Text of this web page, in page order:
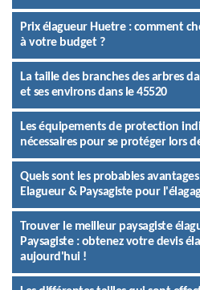
Prix élagueur Huetre : comment
à votre budget ?
La taille des branches des arbres
et ses environs dans le 45520
Les équipements de protection
nécessaires pour se protéger lors
Quels sont les probables
Elagueur & Paysagiste pour
Trouver le meilleur paysagiste
Paysagiste : obtenez votre devis
aujourd'hui !